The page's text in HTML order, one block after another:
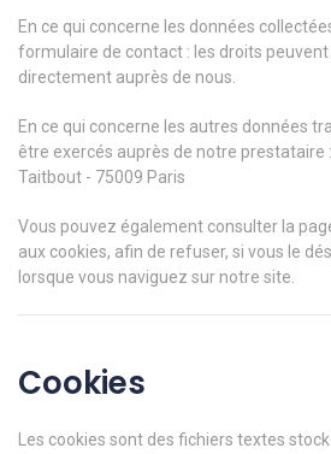
En ce qui concerne les données
formulaire de contact : les droits
directement auprès de nous.
En ce qui concerne les autres données
être exercés auprès de notre prestataire
Taitbout - 75009 Paris
Vous pouvez également consulter la
aux cookies, afin de refuser, si vous le
lorsque vous naviguez sur notre site.
Cookies
Les cookies sont des fichiers textes